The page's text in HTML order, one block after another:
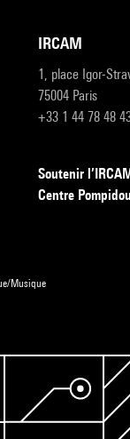
IRCAM
1, place Igor-
75004 Paris
+33 1 44 78 48
Soutenir
Centre Pompidou
Musique